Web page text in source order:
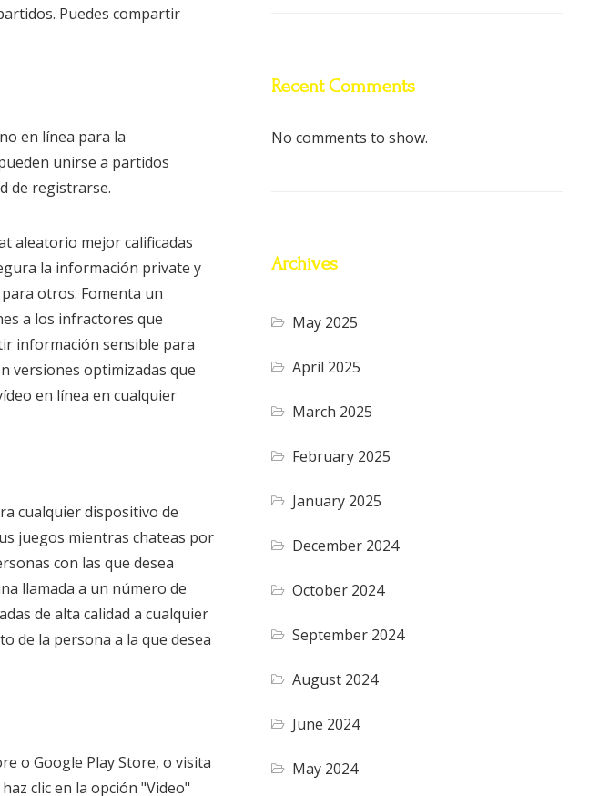
Puedes compartir
en línea para la
unirse a partidos
de registrarse.
aleatorio mejor calificadas
la información private y
otros. Fomenta un
a los infractores que
información sensible para
versiones optimizadas que
en línea en cualquier
cualquier dispositivo de
juegos mientras chateas por
con las que desea
llamada a un número de
de alta calidad a cualquier
de la persona a la que desea
o Google Play Store, o visita
clic en la opción "Video"
Recent Comments
No comments to show.
Archives
May 2025
April 2025
March 2025
February 2025
January 2025
December 2024
October 2024
September 2024
August 2024
June 2024
May 2024